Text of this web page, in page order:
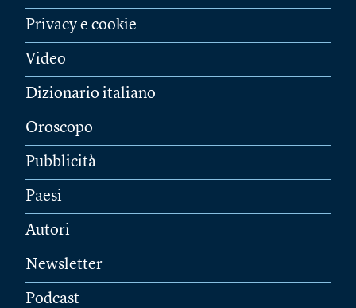
Privacy e cookie
Video
Dizionario italiano
Oroscopo
Pubblicità
Paesi
Autori
Newsletter
Podcast